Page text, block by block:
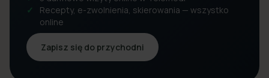
Recepty, e-zwolnienia, skierowania — wszystko
online
Zapisz się do przychodni